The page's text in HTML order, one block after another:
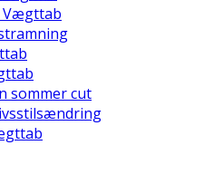
Vægttab
sommer cut